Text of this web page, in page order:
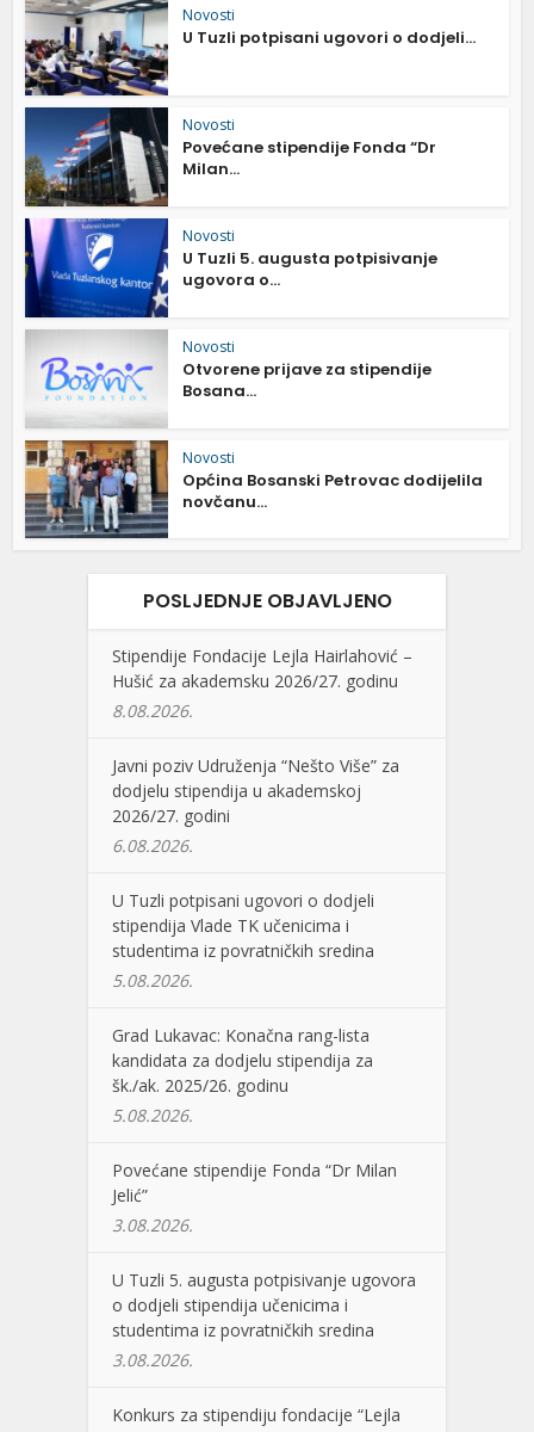
Novosti
U Tuzli potpisani ugovori o dodjeli...
Novosti
Povećane stipendije Fonda “Dr
Milan...
Novosti
U Tuzli 5. augusta potpisivanje
ugovora o...
Novosti
Otvorene prijave za stipendije
Bosana...
Novosti
Općina Bosanski Petrovac dodijelila
novčanu...
POSLJEDNJE OBJAVLJENO
Stipendije Fondacije Lejla Hairlahović –
Hušić za akademsku 2026/27. godinu
8.08.2026.
Javni poziv Udruženja “Nešto Više” za
dodjelu stipendija u akademskoj
2026/27. godini
6.08.2026.
U Tuzli potpisani ugovori o dodjeli
stipendija Vlade TK učenicima i
studentima iz povratničkih sredina
5.08.2026.
Grad Lukavac: Konačna rang-lista
kandidata za dodjelu stipendija za
šk./ak. 2025/26. godinu
5.08.2026.
Povećane stipendije Fonda “Dr Milan
Jelić”
3.08.2026.
U Tuzli 5. augusta potpisivanje ugovora
o dodjeli stipendija učenicima i
studentima iz povratničkih sredina
3.08.2026.
Konkurs za stipendiju fondacije “Lejla